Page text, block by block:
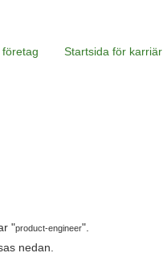
Startsida för karriär
"product-engineer".
nedan.